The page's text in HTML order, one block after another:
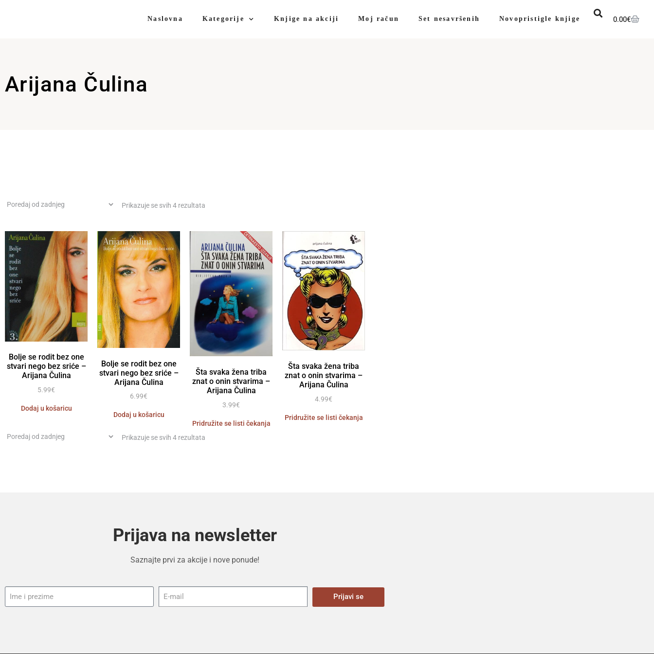
Naslovna Kategorije Knjige na akciji Moj račun Set nesavršenih Novopristigle knjige 0.00€
Arijana Čulina
Prikazuje se svih 4 rezultata
Bolje se rodit bez one
stvari nego bez sriće –
Arijana Čulina
5.99€
Dodaj u košaricu
Bolje se rodit bez one
stvari nego bez sriće –
Arijana Čulina
6.99€
Dodaj u košaricu
Šta svaka žena triba
znat o onin stvarima –
Arijana Čulina
3.99€
Pridružite se listi čekanja
Šta svaka žena triba
znat o onin stvarima –
Arijana Čulina
4.99€
Pridružite se listi čekanja
Prikazuje se svih 4 rezultata
Prijava na newsletter
Saznajte prvi za akcije i nove ponude!
Prijavi se